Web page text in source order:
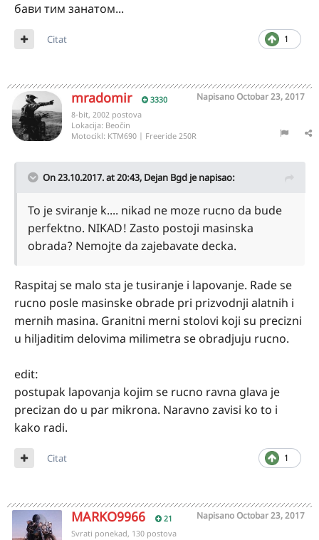
бави тим занатом...
1
Citat
mradomir 3330 NapisanoOctobar 23, 2017
8-bit, 2002 postova
Lokacija: Beočin
Motocikl: KTM690 | Freeride 250R
On 23.10.2017. at 20:43, Dejan Bgd je napisao:
To je sviranje k.... nikad ne moze rucno da bude
perfektno. NIKAD! Zasto postoji masinska
obrada? Nemojte da zajebavate decka.
Raspitaj se malo sta je tusiranje i lapovanje. Rade se
rucno posle masinske obrade pri prizvodnji alatnih i
mernih masina. Granitni merni stolovi koji su precizni
u hiljaditim delovima milimetra se obradjuju rucno.
edit:
postupak lapovanja kojim se rucno ravna glava je
precizan do u par mikrona. Naravno zavisi ko to i
kako radi.
1
Citat
MARKO9966 21 NapisanoOctobar 23, 2017
Svrati ponekad, 130 postova